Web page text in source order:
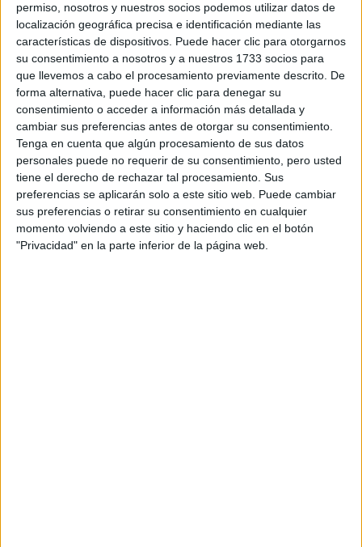
permiso, nosotros y nuestros socios podemos utilizar datos de
localización geográfica precisa e identificación mediante las
características de dispositivos. Puede hacer clic para otorgarnos
su consentimiento a nosotros y a nuestros 1733 socios para
que llevemos a cabo el procesamiento previamente descrito. De
forma alternativa, puede hacer clic para denegar su
consentimiento o acceder a información más detallada y
cambiar sus preferencias antes de otorgar su consentimiento.
Tenga en cuenta que algún procesamiento de sus datos
personales puede no requerir de su consentimiento, pero usted
tiene el derecho de rechazar tal procesamiento. Sus
preferencias se aplicarán solo a este sitio web. Puede cambiar
sus preferencias o retirar su consentimiento en cualquier
momento volviendo a este sitio y haciendo clic en el botón
"Privacidad" en la parte inferior de la página web.
"Siempre les pregunto a mis amigas si registran sus ciclos
menstruales.No es información 'que esté de más'.De
hecho, es la que menos se valora. Para mí, el bienestar va
más allá de comer kale. Se trata de conocer lo que hace
único a tu cuerpo", afirma @ awellnessspace.
GALERÍA DE IMÁGENES